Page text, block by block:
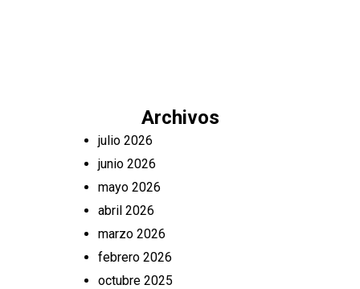
Archivos
julio 2026
junio 2026
mayo 2026
abril 2026
marzo 2026
febrero 2026
octubre 2025